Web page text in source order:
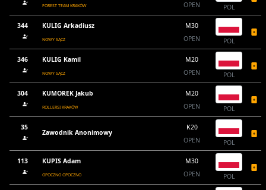
FOREST TEAM KRAKÓW
OPEN
POL
344 KULIG Arkadiusz
NOWY SĄCZ
M30
OPEN
POL
346 KULIG Kamil
NOWY SĄCZ
M20
OPEN
POL
304 KUMOREK Jakub
ROLLERSI KRAKÓW
M20
OPEN
POL
35
Zawodnik Anonimowy
K20
OPEN
POL
113 KUPIS Adam
OPOCZNO OPOCZNO
M30
OPEN
POL